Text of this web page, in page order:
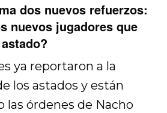
dos nuevos refuerzos:
nuevos jugadores que
ya reportaron a la
los astados y están
las órdenes de Nacho